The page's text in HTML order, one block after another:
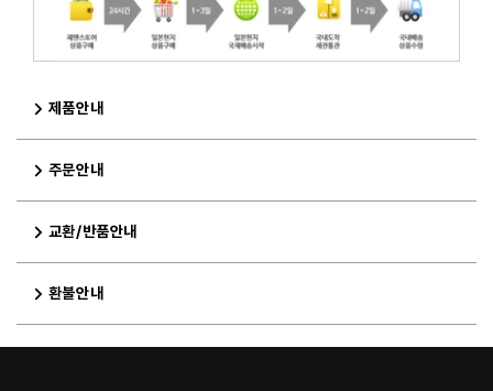
제품안내
주문안내
교환/반품안내
환불안내